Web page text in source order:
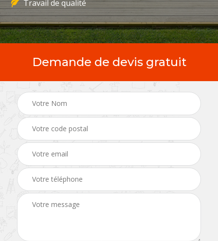
Travail de qualité
Demande de devis gratuit